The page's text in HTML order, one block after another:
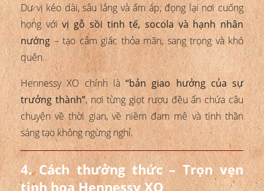
Dư vị kéo dài, sâu lắng và ấm áp, đọng lại nơi cuống
họng vớivị gỗ sồi tinh tế, socola và hạnh nhân
nướng– tạo cảm giác thỏa mãn, sang trọng và khó
quên.
Hennessy XO chính là“bản giao hưởng của sự
trưởng thành”, nơi từng giọt rượu đều ẩn chứa câu
chuyện về thời gian, về niềm đam mê và tinh thần
sáng tạo không ngừng nghỉ.
4. Cách thưởng thức – Trọn vẹn
tinh hoa Hennessy XO